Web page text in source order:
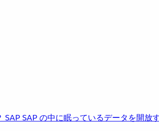
SAPSAP の中に眠っているデータを開放